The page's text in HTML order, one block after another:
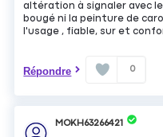
altération à signaler avec
bougé ni la peinture de
l'usage , fiable, sur et
Répondre 0
MOKH63266421